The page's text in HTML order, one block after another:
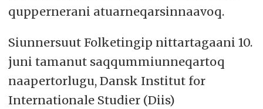
quppernerani atuarneqarsinnaavoq.
Siunnersuut Folketingip nittartagaani 10.
juni tamanut saqqummiunneqartoq
naapertorlugu, Dansk Institut for
Internationale Studier (Diis)